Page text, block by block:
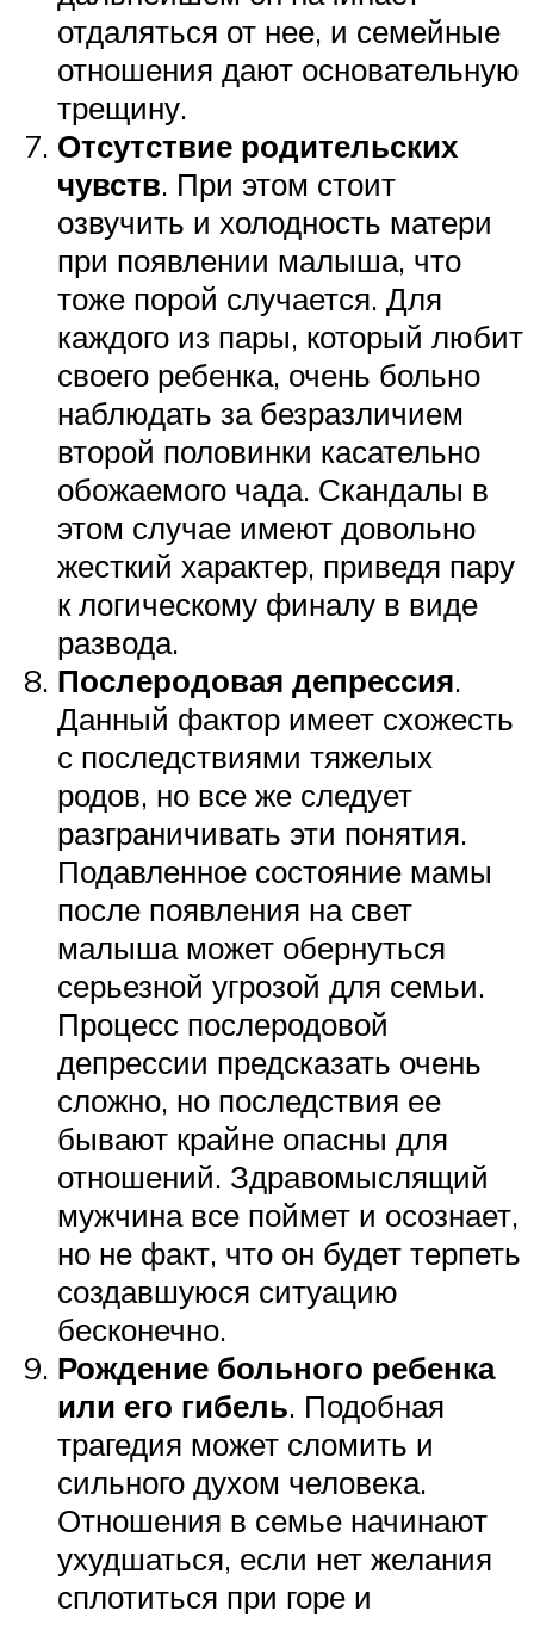
отдаляться от нее, и семейные
отношения дают основательную
трещину.
Отсутствие родительских
чувств. При этом стоит
озвучить и холодность матери
при появлении малыша, что
тоже порой случается. Для
каждого из пары, который любит
своего ребенка, очень больно
наблюдать за безразличием
второй половинки касательно
обожаемого чада. Скандалы в
этом случае имеют довольно
жесткий характер, приведя пару
к логическому финалу в виде
развода.
Послеродовая депрессия.
Данный фактор имеет схожесть
с последствиями тяжелых
родов, но все же следует
разграничивать эти понятия.
Подавленное состояние мамы
после появления на свет
малыша может обернуться
серьезной угрозой для семьи.
Процесс послеродовой
депрессии предсказать очень
сложно, но последствия ее
бывают крайне опасны для
отношений. Здравомыслящий
мужчина все поймет и осознает,
но не факт, что он будет терпеть
создавшуюся ситуацию
бесконечно.
Рождение больного ребенка
или его гибель. Подобная
трагедия может сломить и
сильного духом человека.
Отношения в семье начинают
ухудшаться, если нет желания
сплотиться при горе и